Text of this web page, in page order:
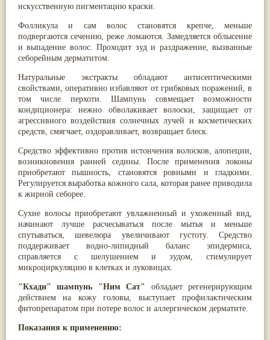
искусственную пигментацию краски.
Фолликула и сам волос становятся крепче, меньше
подвергаются сечению, реже ломаются. Замедляется облысение
и выпадение волос. Проходит зуд и раздражение, вызванные
себорейным дерматитом.
Натуральные экстракты обладают антисептическими
свойствами, оперативно избавляют от грибковых поражений, в
том числе перхоти. Шампунь совмещает возможности
кондиционера: нежно обволакивает волоски, защищает от
агрессивного воздействия солнечных лучей и косметических
средств, смягчает, оздоравливает, возвращает блеск.
Средство эффективно против истончения волосков, алопеции,
возникновения ранней седины. После применения локоны
приобретают пышность, становятся ровными и гладкими.
Регулируется выработка кожного сала, которая ранее приводила
к жирной себорее.
Сухие волосы приобретают увлажненный и ухоженный вид,
начинают лучше расчесываться после мытья и меньше
спутываться, шевелюра увеличивают густоту. Средство
поддерживает водно-липидный баланс эпидермиса,
справляется с шелушением и зудом, стимулирует
микроциркуляцию в клетках и луковицах.
"Кхади" шампунь "Ним Сат" обладает регенерирующим
действием на кожу головы, выступает профилактическим
фитопрепаратом при потере волос и аллергическом дерматите.
Показания к применению:
Паслён черный(13)
Коричник цейлонский(12)
Мирра(12)
Розовая соль(12)
Сверция(12)
Каменная соль
Коровье молоко
(11)
(11)
Ним
(11)
Перец чаба
Соссюрея/кушта(11)
Турпет(11)
Алойное дерево(10)
Асафетида(10)
Пармелия (10)
Ашока(9)
Вишня гималайская (9)
Данти(9)
Мурва(9)
Птерокарпус мешковидный(9)
Юстиция сосудистая/Васака(9)
Каранджа(8)
Касторовое масло(8)
Кутаки(8)
Пушкара(8)